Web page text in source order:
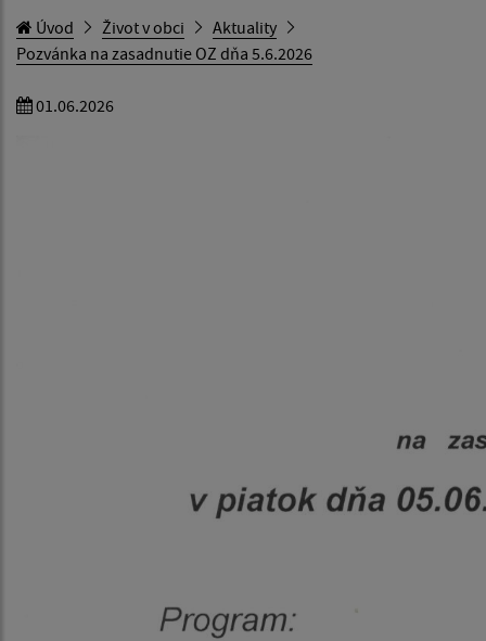
Úvod Život v obci
Aktuality
Pozvánka na zasadnutie OZ dňa 5.6.2026
01.06.2026